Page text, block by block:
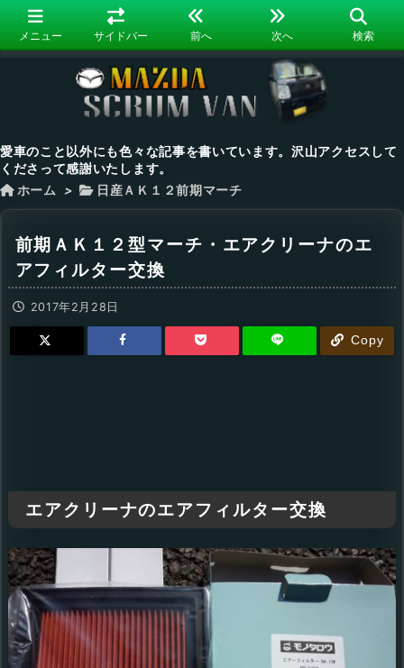
メニュー サイドバー 前へ 次へ 検索
愛車のこと以外にも色々な記事を書いています。沢山アクセスして
くださって感謝いたします。
ホーム > 日産ＡＫ１２前期マーチ
前期ＡＫ１２型マーチ・エアクリーナのエ
アフィルター交換
2017年2月28日
Copy
エアクリーナのエアフィルター交換